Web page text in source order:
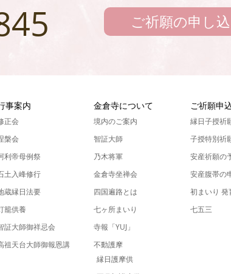
ご祈願の申し
事案内
正会
槃会
利帝母例祭
土入峰修行
蔵縁日法要
籠供養
証大師御祥忌会
祖天台大師御報恩講
金倉寺について
境内のご案内
智証大師
乃木将軍
金倉寺坐禅会
四国遍路とは
七ヶ所まいり
寺報「YUJ」
不動護摩
縁日護摩供
ご祈願申
縁日子授祈
子授特別祈
安産祈願の
安産腹帯の
初まいり
七五三